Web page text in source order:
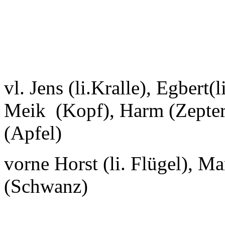
vl. Jens (li.Kralle),
Meik (Kopf), Harm
(Apfel)
vorne Horst (li. Flügel),
(Schwanz)